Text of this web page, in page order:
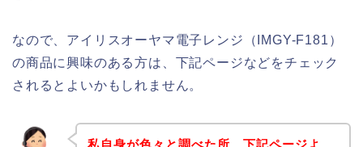
なので、アイリスオーヤマ電子レンジ（IMGY-F181）
の商品に興味のある方は、下記ページなどをチェック
されるとよいかもしれません。
私自身が色々と調べた所、下記ページよ